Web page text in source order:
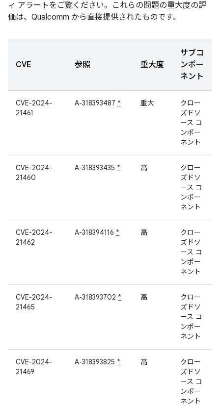
ィ アラートをご覧ください。これらの問題の重大度の評
価は、Qualcomm から直接提供されたものです。
CVE 参照 重大度
サブコ
ンポー
ネント
CVE-2024-
21461
A-318393487 * 重大
クロー
ズドソ
ース コ
ンポー
ネント
CVE-2024-
21460
A-318393435 * 高
クロー
ズドソ
ース コ
ンポー
ネント
CVE-2024-
21462
A-318394116 * 高
クロー
ズドソ
ース コ
ンポー
ネント
CVE-2024-
21465
A-318393702 * 高
クロー
ズドソ
ース コ
ンポー
ネント
CVE-2024-
21469
A-318393825 * 高
クロー
ズドソ
ース コ
ンポー
ネント